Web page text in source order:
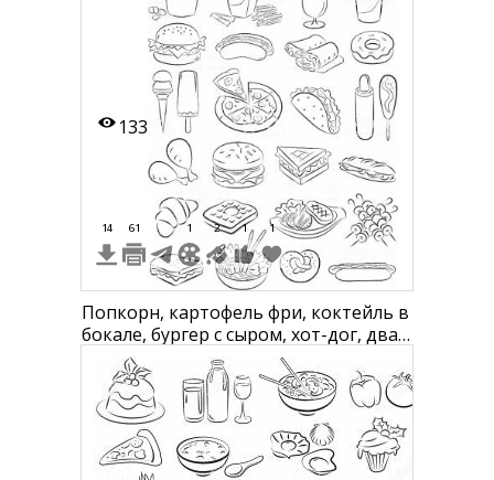
133
14 61 1 2 1 1
Попкорн, картофель фри, коктейль в
бокале, бургер с сыром, хот-дог, два
ролла, пончик, рожок с мороженым,
эскимо на палочке, пица, тако,
мороженое на палочке, сосиска на
палочке, куриные ножки, бургер,
сэндвич, багет, круассан, вафля с
мороженым, куриное